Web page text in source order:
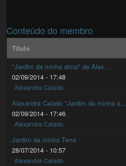
Conteúdo do membro
Título
"Jardim da minha alma" de Alex...
02/09/2014 - 17:48
Alexandra Calado
Alexandra Calado "Jardim da minha a...
02/09/2014 - 17:46
Alexandra Calado
Jardim da minha Terra
28/07/2014 - 10:57
Alexandra Calado